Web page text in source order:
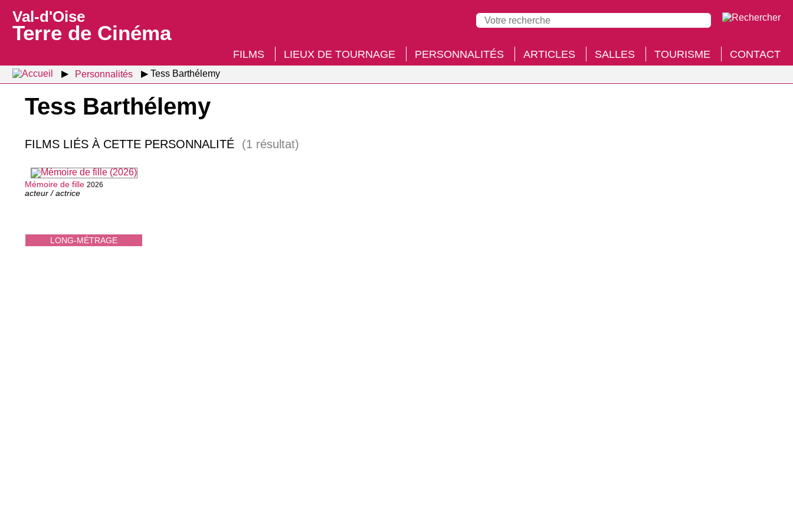
Val-d'Oise
Terre de Cinéma
FILMS LIEUX DE TOURNAGE PERSONNALITÉS ARTICLES SALLES TOURISME CONTACT
Personnalités Tess Barthélemy
Tess Barthélemy
FILMS LIÉS À CETTE PERSONNALITÉ (1 résultat)
LONG-MÉTRAGE
Mémoire de fille 2026
acteur / actrice